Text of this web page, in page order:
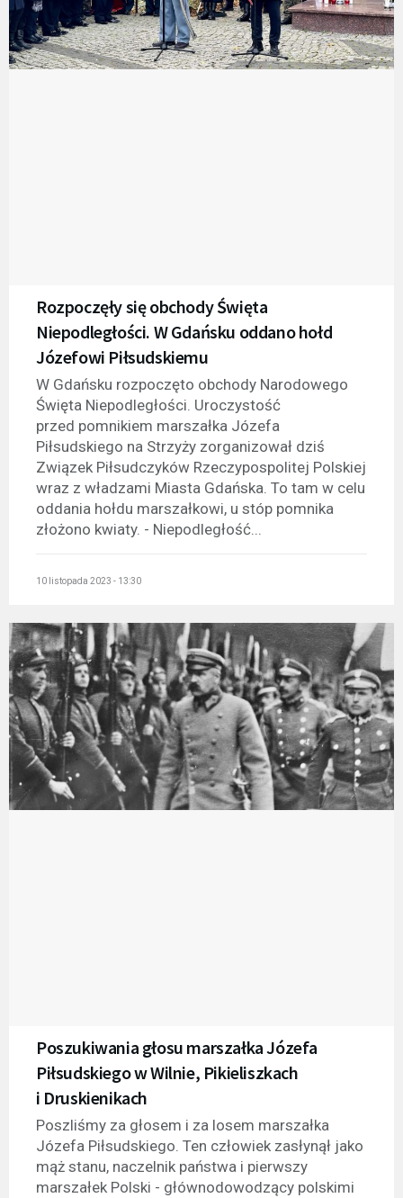
Rozpoczęły się obchody Święta
Niepodległości. W Gdańsku oddano hołd
Józefowi Piłsudskiemu
W Gdańsku rozpoczęto obchody Narodowego
Święta Niepodległości. Uroczystość
przed pomnikiem marszałka Józefa
Piłsudskiego na Strzyży zorganizował dziś
Związek Piłsudczyków Rzeczypospolitej Polskiej
wraz z władzami Miasta Gdańska. To tam w celu
oddania hołdu marszałkowi, u stóp pomnika
złożono kwiaty. - Niepodległość...
10 listopada 2023 - 13:30
Poszukiwania głosu marszałka Józefa
Piłsudskiego w Wilnie, Pikieliszkach
i Druskienikach
Poszliśmy za głosem i za losem marszałka
Józefa Piłsudskiego. Ten człowiek zasłynął jako
mąż stanu, naczelnik państwa i pierwszy
marszałek Polski - głównodowodzący polskimi